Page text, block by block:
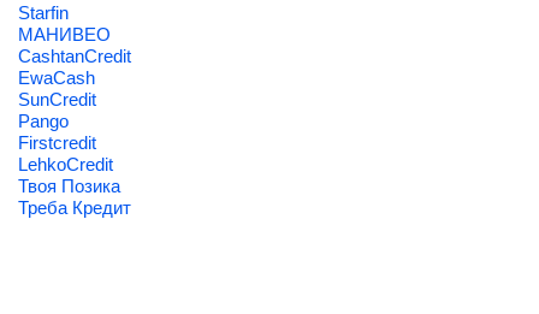
Starfin
МАНИВЕО
CashtanCredit
EwaCash
SunCredit
Pango
Firstcredit
LehkoCredit
Твоя Позика
Треба Кредит